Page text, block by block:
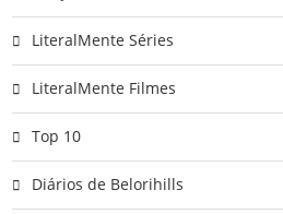
LiteralMente Séries
LiteralMente Filmes
Top 10
Diários de Belorihills